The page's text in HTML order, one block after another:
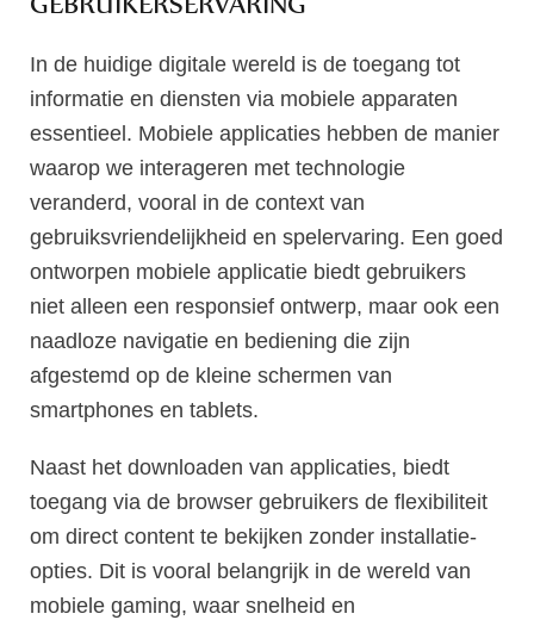
In de huidige digitale wereld is de toegang tot
informatie en diensten via mobiele apparaten
essentieel. Mobiele applicaties hebben de manier
waarop we interageren met technologie
veranderd, vooral in de context van
gebruiksvriendelijkheid en spelervaring. Een goed
ontworpen mobiele applicatie biedt gebruikers
niet alleen een responsief ontwerp, maar ook een
naadloze navigatie en bediening die zijn
afgestemd op de kleine schermen van
smartphones en tablets.
Naast het downloaden van applicaties, biedt
toegang via de browser gebruikers de flexibiliteit
om direct content te bekijken zonder installatie-
opties. Dit is vooral belangrijk in de wereld van
mobiele gaming, waar snelheid en